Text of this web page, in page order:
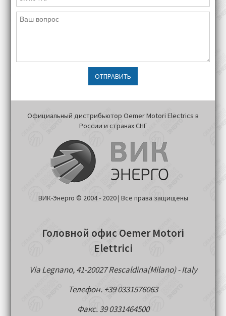
ОТПРАВИТЬ
Официальный дистрибьютор Oemer Motori Electrics в
России и странах СНГ
ВИК-Энерго © 2004 - 2020 | Все права защищены
Головной офис Oemer Motori
Elettrici
Via Legnano, 41-20027 Rescaldina(Milano) - Italy
Телефон. +39 0331576063
Факс. 39 0331464500